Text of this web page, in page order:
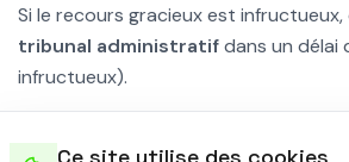
Si le recours gracieux est
tribunal administratifdans un délai
infructueux).